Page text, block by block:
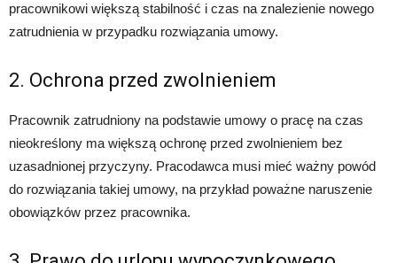
pracownikowi większą stabilność i czas na znalezienie nowego
zatrudnienia w przypadku rozwiązania umowy.
2. Ochrona przed zwolnieniem
Pracownik zatrudniony na podstawie umowy o pracę na czas
nieokreślony ma większą ochronę przed zwolnieniem bez
uzasadnionej przyczyny. Pracodawca musi mieć ważny powód
do rozwiązania takiej umowy, na przykład poważne naruszenie
obowiązków przez pracownika.